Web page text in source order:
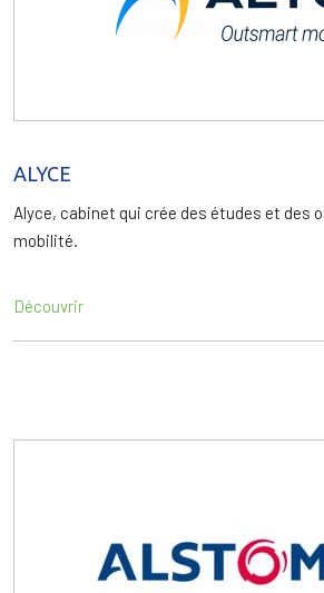
ALYCE
Alyce, cabinet qui crée des études et des
mobilité.
Découvrir